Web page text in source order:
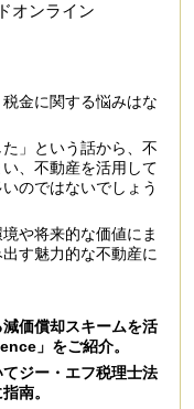
オンライン
金に関する悩みはな
」という話から、不
、不動産を活用して
のではないでしょう
や将来的な価値にま
す魅力的な不動産に
価償却スキームを活
」 をご紹介。
ジー・エフ税理⼠法
南。